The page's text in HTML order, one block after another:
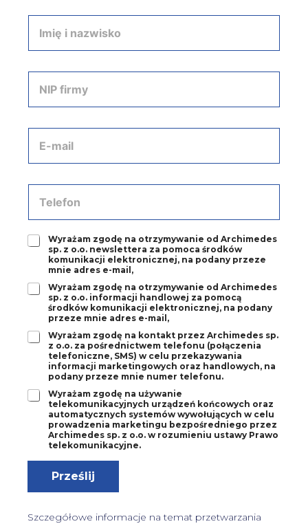
i
i
w
k
P
i
*
r
s
a
i
l
f
*
Z
a
Wyrażam zgodę na otrzymywanie od Archimedes
sp. z o.o. newslettera za pomoca środków
komunikacji elektronicznej, na podany przeze
mnie adres e-mail,
Z
a
Wyrażam zgodę na otrzymywanie od Archimedes
sp. z o.o. informacji handlowej za pomocą
środków komunikacji elektronicznej, na podany
przeze mnie adres e-mail,
Z
a
3
Wyrażam zgodę na kontakt przez Archimedes sp.
z o.o. za pośrednictwem telefonu (połączenia
telefoniczne, SMS) w celu przekazywania
informacji marketingowych oraz handlowych, na
podany przeze mnie numer telefonu.
Z
4
Wyrażam zgodę na używanie
telekomunikacyjnych urządzeń końcowych oraz
automatycznych systemów wywołujących w celu
prowadzenia marketingu bezpośredniego przez
Archimedes sp. z o.o. w rozumieniu ustawy Prawo
telekomunikacyjne.
Prześlij
Szczegółowe informacje na temat przetwarzania